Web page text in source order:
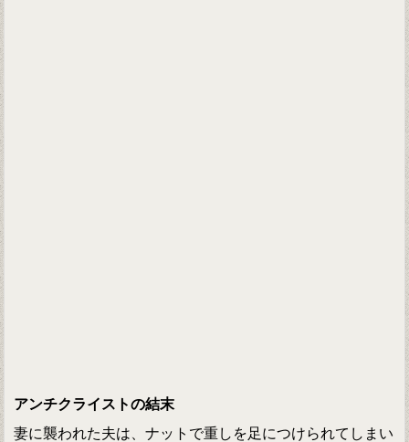
アンチクライストの結末
妻に襲われた夫は、ナットで重しを足につけられてしまい